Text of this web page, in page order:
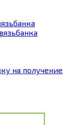
на получение